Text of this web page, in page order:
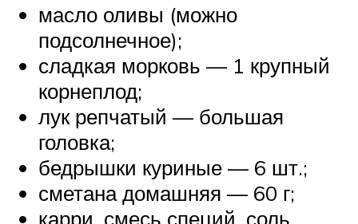
масло оливы (можно
подсолнечное);
сладкая морковь — 1 крупный
корнеплод;
лук репчатый — большая
головка;
бедрышки куриные — 6 шт.;
сметана домашняя — 60 г;
карри, смесь специй, соль